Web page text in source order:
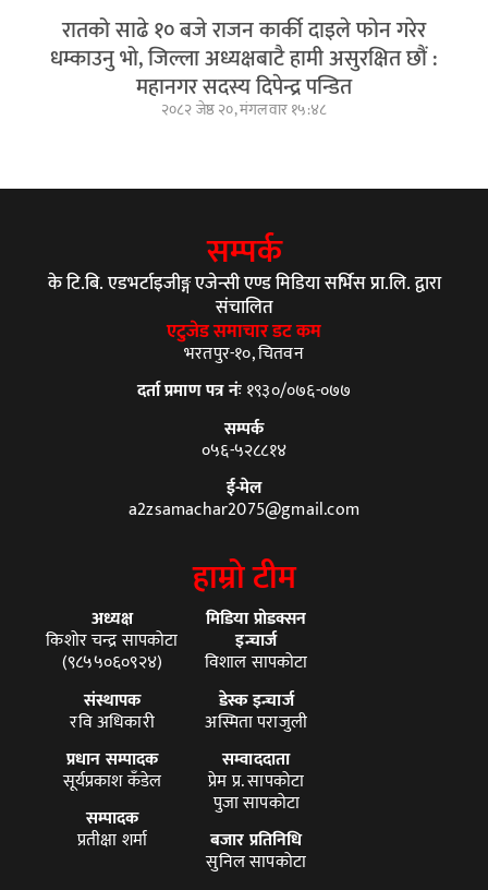
रातको साढे १० बजे राजन कार्की दाइले फोन गरेर
धम्काउनु भो, जिल्ला अध्यक्षबाटै हामी असुरक्षित छौं :
महानगर सदस्य दिपेन्द्र पन्डित
२०८२ जेष्ठ २०, मंगलवार १५:४८
सम्पर्क
के टि.बि. एडभर्टाइजीङ्ग एजेन्सी एण्ड मिडिया सर्भिस प्रा.लि. द्वारा
संचालित
एटुजेड समाचार डट कम
भरतपुर-१०, चितवन
दर्ता प्रमाण पत्र नंः१९३०/०७६-०७७
सम्पर्क
०५६-५२८८१४
ई-मेल
a2zsamachar2075@gmail.com
हाम्रो टीम
अध्यक्ष
किशोर चन्द्र सापकोटा
(९८५५०६०९२४)
संस्थापक
रवि अधिकारी
प्रधान सम्पादक
सूर्यप्रकाश कँडेल
सम्पादक
प्रतीक्षा शर्मा
मिडिया प्रोडक्सन
इन्चार्ज
विशाल सापकोटा
डेस्क इन्चार्ज
अस्मिता पराजुली
सम्वाददाता
प्रेम प्र. सापकोटा
पुजा सापकोटा
बजार प्रतिनिधि
सुनिल सापकोटा